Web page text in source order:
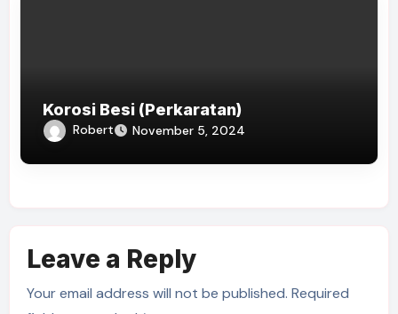
Korosi Besi (Perkaratan)
Robert November 5, 2024
Leave a Reply
Your email address will not be published. Required